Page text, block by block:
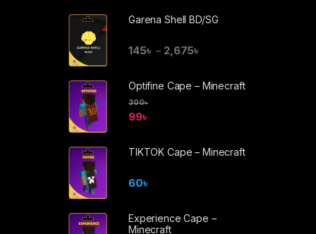
Garena Shell BD/SG
145৳ – 2,675৳
Optifine Cape – Minecraft
99৳
300৳
TIKTOK Cape – Minecraft
60৳
Experience Cape –
Minecraft